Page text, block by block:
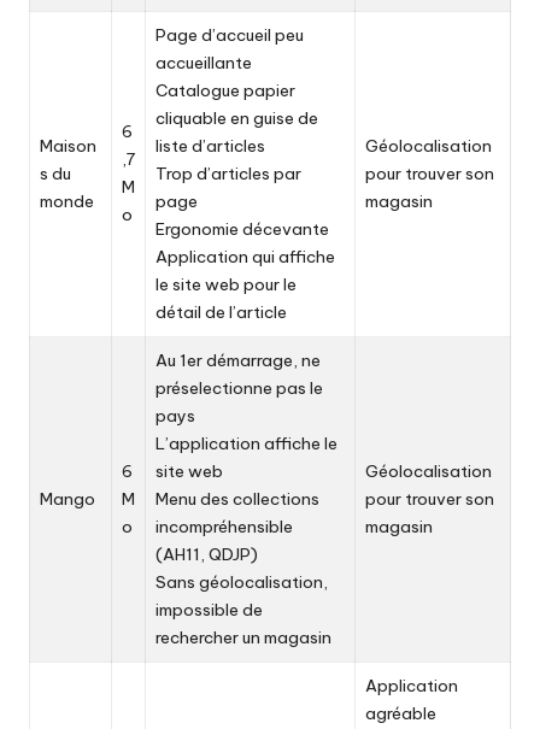
Maison
s du
monde
6
,7
M
o
Page d’accueil peu
accueillante
Catalogue papier
cliquable en guise de
liste d’articles
Trop d’articles par
page
Ergonomie décevante
Application qui affiche
le site web pour le
détail de l’article
Géolocalisation
pour trouver son
magasin
Mango
6
M
o
Au 1er démarrage, ne
préselectionne pas le
pays
L’application affiche le
site web
Menu des collections
incompréhensible
(AH11, QDJP)
Sans géolocalisation,
impossible de
rechercher un magasin
Géolocalisation
pour trouver son
magasin
Application
agréable